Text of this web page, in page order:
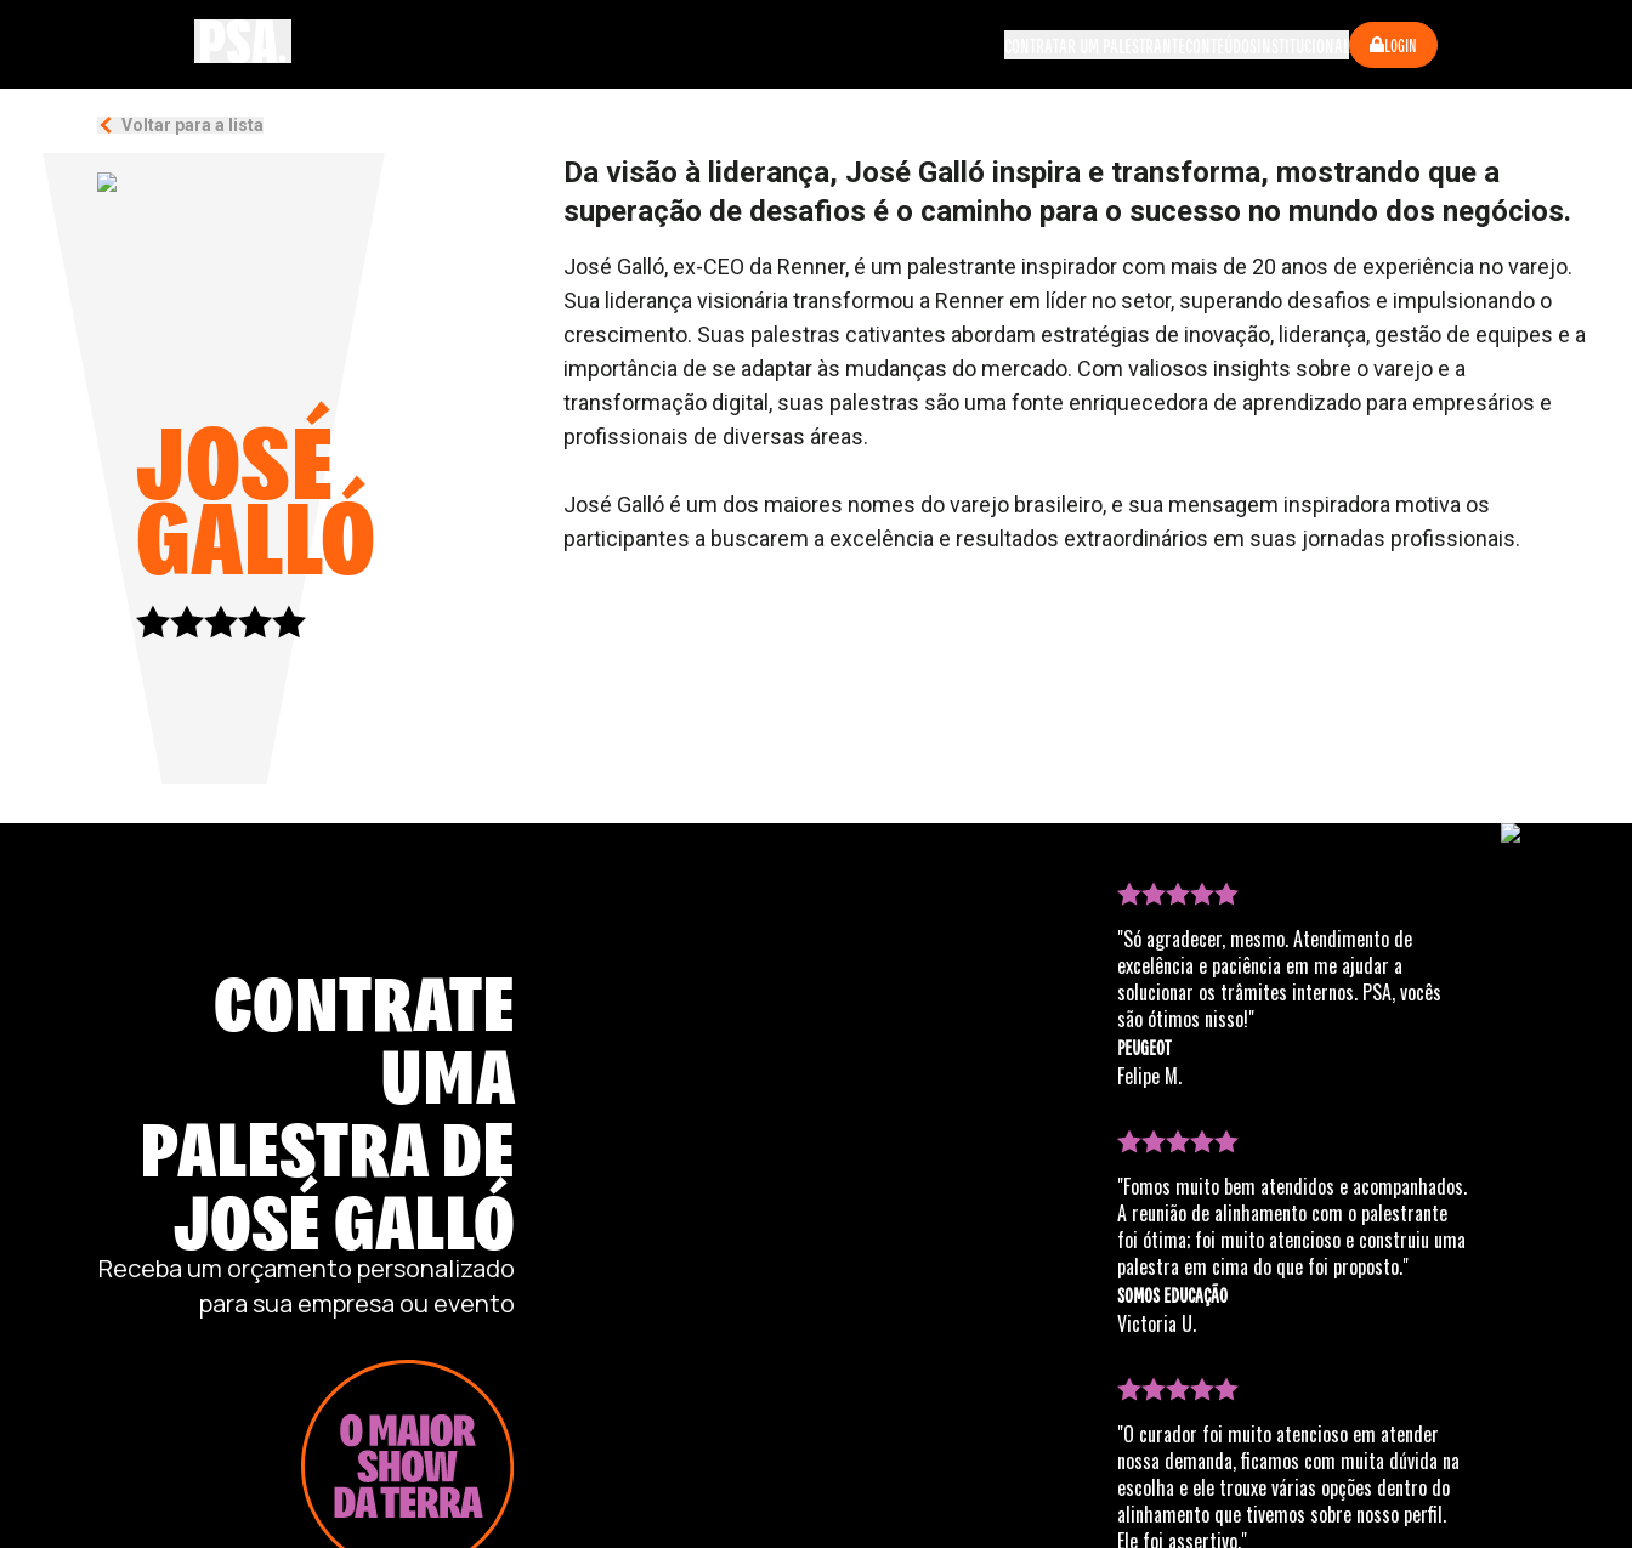
LOGIN
Voltar para a lista
JOSÉ
GALLÓ
Da visão à liderança, José Galló inspira e transforma, mostrando que a
superação de desafios é o caminho para o sucesso no mundo dos negócios.
José Galló, ex-CEO da Renner, é um palestrante inspirador com mais de 20 anos de experiência no varejo.
Sua liderança visionária transformou a Renner em líder no setor, superando desafios e impulsionando o
crescimento. Suas palestras cativantes abordam estratégias de inovação, liderança, gestão de equipes e a
importância de se adaptar às mudanças do mercado. Com valiosos insights sobre o varejo e a
transformação digital, suas palestras são uma fonte enriquecedora de aprendizado para empresários e
profissionais de diversas áreas.
José Galló é um dos maiores nomes do varejo brasileiro, e sua mensagem inspiradora motiva os
participantes a buscarem a excelência e resultados extraordinários em suas jornadas profissionais.
CONTRATE
UMA
PALESTRA DE
JOSÉ GALLÓ
Receba um orçamento personalizado
para sua empresa ou evento
"Só agradecer, mesmo. Atendimento de
excelência e paciência em me ajudar a
solucionar os trâmites internos. PSA, vocês
são ótimos nisso!"
PEUGEOT
Felipe M.
"Fomos muito bem atendidos e acompanhados.
A reunião de alinhamento com o palestrante
foi ótima; foi muito atencioso e construiu uma
palestra em cima do que foi proposto."
SOMOS EDUCAÇÃO
Victoria U.
"O curador foi muito atencioso em atender
nossa demanda, ficamos com muita dúvida na
escolha e ele trouxe várias opções dentro do
alinhamento que tivemos sobre nosso perfil.
Ele foi assertivo."